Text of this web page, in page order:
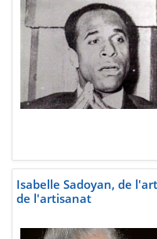
Isabelle Sadoyan, de
de l'artisanat